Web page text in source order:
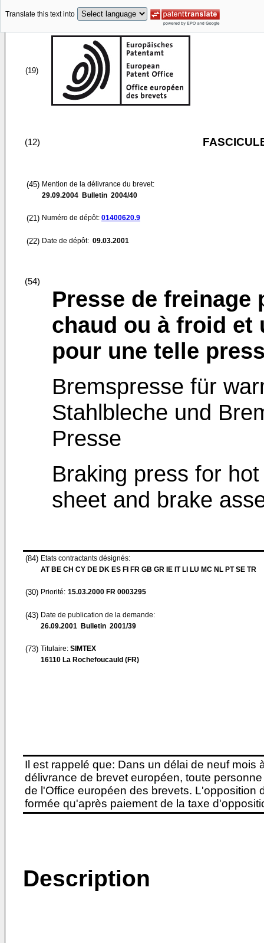
Translate this text into
(19)
(12)
(45) Mention de la délivrance du brevet:
29.09.2004 Bulletin 2004/40
(21) Numéro de dépôt: 01400620.9
(22) Date de dépôt: 09.03.2001
(54)
Presse de freinage
chaud ou à froid et
pour une telle
Bremspresse für
Stahlbleche und
Presse
Braking press for
sheet and brake
(84) Etats contractants désignés:
AT BE CH CY DE DK ES FI FR GB GR IE IT LI LU MC NL PT SE TR
(30) Priorité: 15.03.2000 FR 0003295
(43) Date de publication de la demande:
26.09.2001 Bulletin 2001/39
(73) Titulaire: SIMTEX
16110 La Rochefoucauld (FR)
Il est rappelé que: Dans un délai de neuf
délivrance de brevet européen, toute
de l'Office européen des brevets. L'opposition
formée qu'après paiement de la taxe
Description